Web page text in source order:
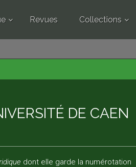
Revues Collections
DE CAEN
dont elle garde la numérotation